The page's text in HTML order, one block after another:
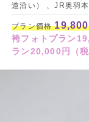
道沿い） 、JR奥羽
プラン価格19,800
袴フォトプラン
ラン20,000円（